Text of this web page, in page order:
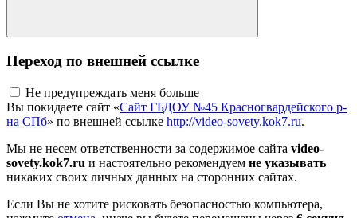
Переход по внешней ссылке
Не предупреждать меня больше
Вы покидаете сайт «Сайт ГБДОУ №45 Красногвардейского р-
на СПб» по внешней ссылке http://video-sovety.kok7.ru.
Мы не несем ответственности за содержимое сайта video-
sovety.kok7.ru и настоятельно рекомендуем не указывать
никаких своих личных данных на сторонних сайтах.
Если Вы не хотите рисковать безопасностью компьютера,